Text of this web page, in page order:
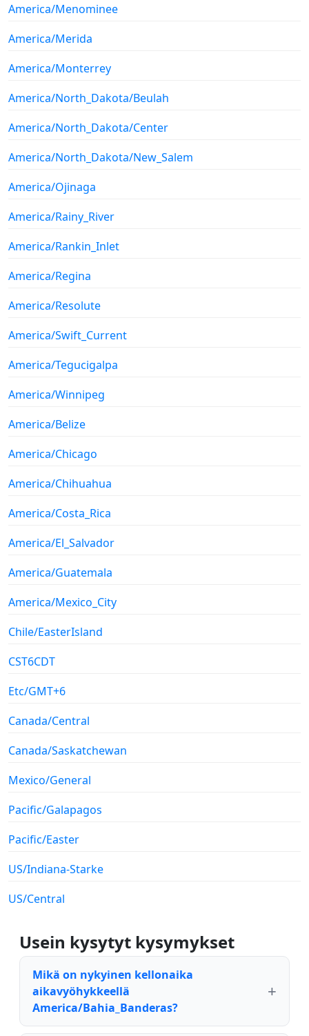
America/Menominee
America/Merida
America/Monterrey
America/North_Dakota/Beulah
America/North_Dakota/Center
America/North_Dakota/New_Salem
America/Ojinaga
America/Rainy_River
America/Rankin_Inlet
America/Regina
America/Resolute
America/Swift_Current
America/Tegucigalpa
America/Winnipeg
America/Belize
America/Chicago
America/Chihuahua
America/Costa_Rica
America/El_Salvador
America/Guatemala
America/Mexico_City
Chile/EasterIsland
CST6CDT
Etc/GMT+6
Canada/Central
Canada/Saskatchewan
Mexico/General
Pacific/Galapagos
Pacific/Easter
US/Indiana-Starke
US/Central
Usein kysytyt kysymykset
Mikä on nykyinen kellonaika
aikavyöhykkeellä
America/Bahia_Banderas?